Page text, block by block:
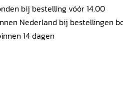
bij bestelling vóór 14.00
Nederland bij bestellingen
14 dagen